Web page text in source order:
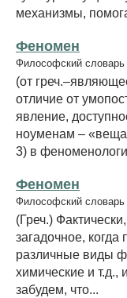
механизмы,
Феномен
Философский словарь
(от
отличие от
явление,
ноуменам –
3) в
Феномен
Философский словарь
(Греч.)
загадочное,
различные виды
химические и т.д.,
забудем, что...